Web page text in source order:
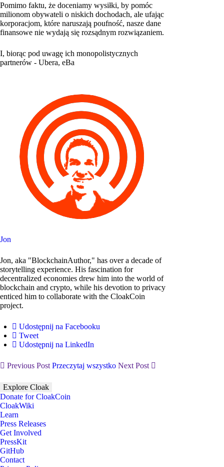
Pomimo faktu, że doceniamy wysiłki, by pomóc
milionom obywateli o niskich dochodach, ale ufając
korporacjom, które naruszają poufność, nasze dane
finansowe nie wydają się rozsądnym rozwiązaniem.
I, biorąc pod uwagę ich monopolistycznych
partnerów - Ubera, eBa
Jon
Jon, aka "BlockchainAuthor," has over a decade of
storytelling experience. His fascination for
decentralized economies drew him into the world of
blockchain and crypto, while his devotion to privacy
enticed him to collaborate with the CloakCoin
project.
Udostępnij na Facebooku
Tweet
Udostępnij na LinkedIn
Previous Post Przeczytaj wszystko Next Post
Explore Cloak
Donate for CloakCoin
CloakWiki
Learn
Press Releases
Get Involved
PressKit
GitHub
Contact